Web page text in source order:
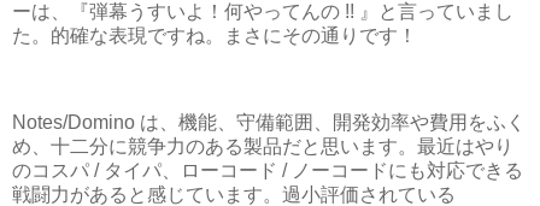
ーは、『弾幕うすいよ！何やってんの !! 』と言っていまし
た。的確な表現ですね。まさにその通りです！
Notes/Domino は、機能、守備範囲、開発効率や費用をふく
め、十二分に競争力のある製品だと思います。最近はやり
のコスパ / タイパ、ローコード / ノーコードにも対応できる
戦闘力があると感じています。過小評価されている